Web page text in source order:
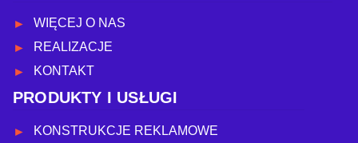
WIĘCEJ O NAS
REALIZACJE
KONTAKT
PRODUKTY I USŁUGI
KONSTRUKCJE REKLAMOWE